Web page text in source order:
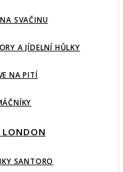
SVAČINU
A JÍDELNÍ HŮLKY
NA PITÍ
SANTORO